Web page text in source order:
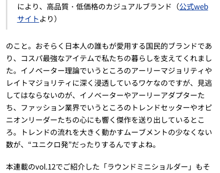
により、高品質・低価格のカジュアルブランド（公式web
サイトより）
のこと。おそらく日本人の誰もが愛用する国民的ブランドであ
り、コスパ最強なアイテムで私たちの暮らしを支えてくれまし
た。イノベーター理論でいうところのアーリーマジョリティや
レイトマジョリティに深く浸透しているワケなのですが、見逃
してはならないのが、イノベーターやアーリーアダプターた
ち、ファッション業界でいうところのトレンドセッターやオピ
ニオンリーダーたちの心にも響く傑作を送り出しているとこ
ろ。トレンドの流れを大きく動かすムーブメントの少なくない
数が、“ユニクロ発”だったりするんですよね。
本連載のvol.12でご紹介した「ラウンドミニショルダー」もそ